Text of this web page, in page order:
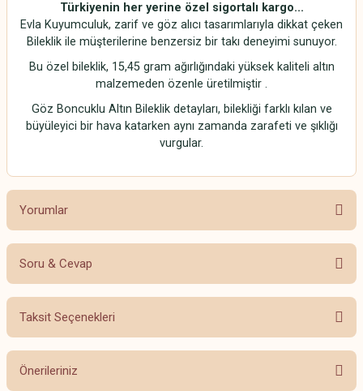
Türkiyenin her yerine özel sigortalı kargo...
Evla Kuyumculuk, zarif ve göz alıcı tasarımlarıyla dikkat çeken
Bileklik ile müşterilerine benzersiz bir takı deneyimi sunuyor.
Bu özel bileklik, 15,45 gram ağırlığındaki yüksek kaliteli altın
malzemeden özenle üretilmiştir .
Göz Boncuklu Altın Bileklik detayları, bilekliği farklı kılan ve
büyüleyici bir hava katarken aynı zamanda zarafeti ve şıklığı
vurgular.
Yorumlar
Bu ürüne ilk yorumu siz yapın!
Soru & Cevap
Ürün hakkında henüz soru sorulmamış.
Taksit Seçenekleri
Önerileriniz